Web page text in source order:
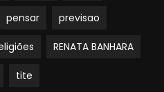
pensar previsao
RENATA BANHARA
tite